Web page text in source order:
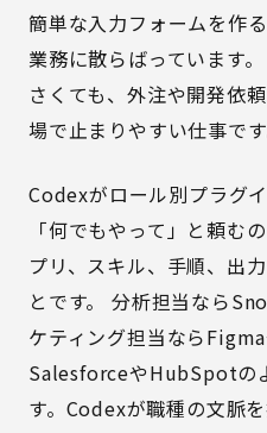
簡単な入力フォームを作
業務に散らばっています
さくても、外注や開発依
場で止まりやすい仕事です
Codexがロール別プラグ
「何でもやって」と頼む
プリ、スキル、手順、出
とです。 分析担当なら
ケティング担当なら
SalesforceやHubSpotの
す。Codexが職種の文脈